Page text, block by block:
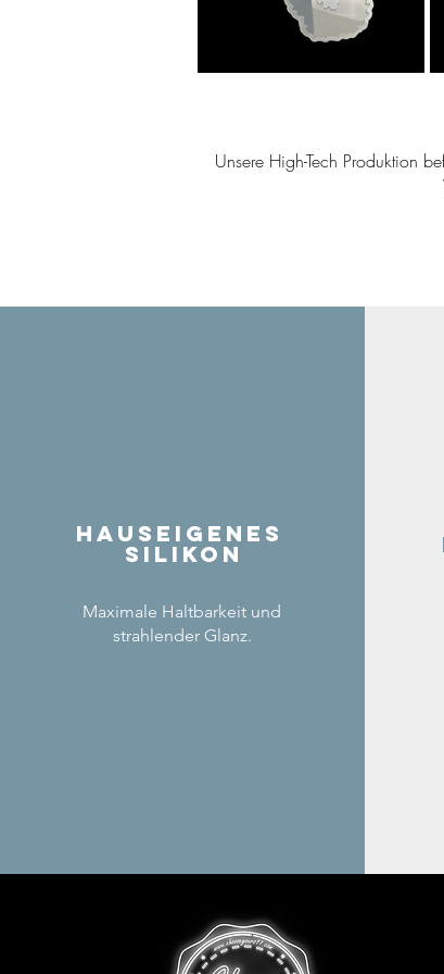
Unsere High-Tech Produktion
Hauseigenes
Silikon
Maximale Haltbarkeit und
strahlender Glanz.